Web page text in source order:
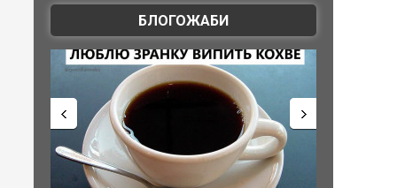
БЛОГОЖАБИ